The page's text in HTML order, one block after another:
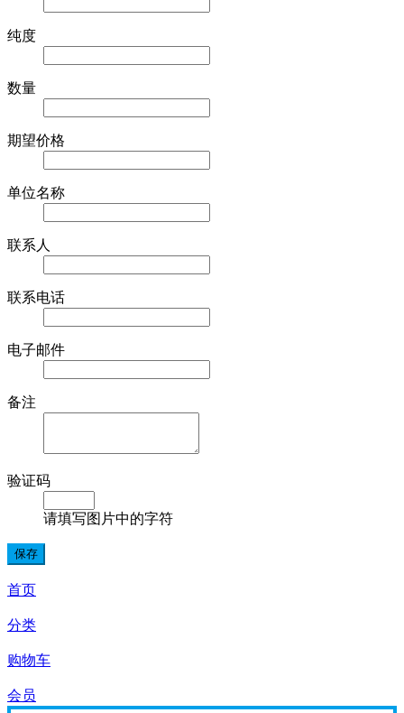
纯度
数量
期望价格
单位名称
联系人
联系电话
电子邮件
备注
验证码
请填写图片中的字符
首页
分类
购物车
会员